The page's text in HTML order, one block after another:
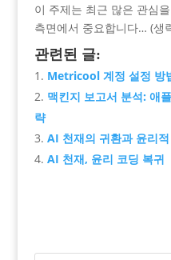
이 주제는 최근 많은 관심
측면에서 중요합니다… (생
관련된 글:
Metricool 계정 설정 방
맥킨지 보고서 분석: 애
략
AI 천재의 귀환과 윤리
AI 천재, 윤리 코딩 복귀